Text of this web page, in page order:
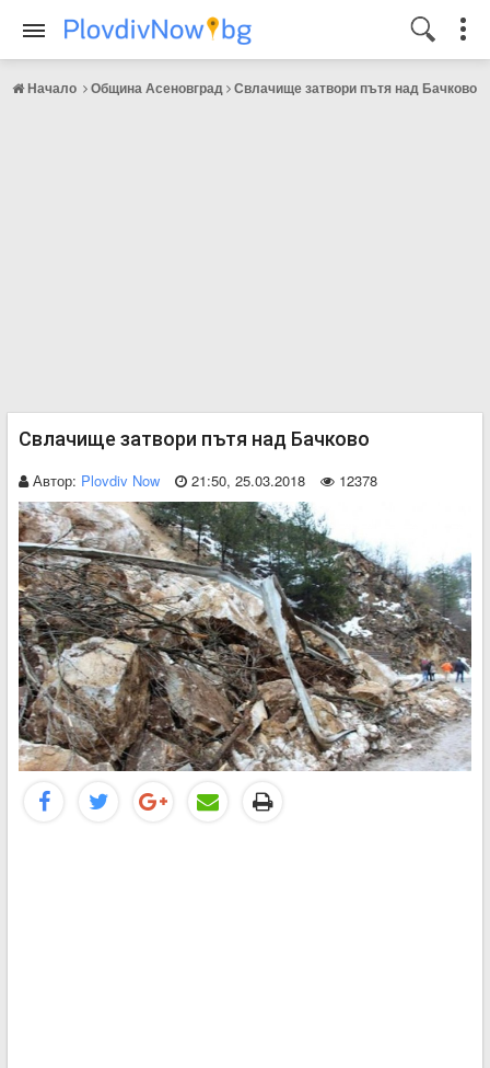
Начало Община Асеновград Свлачище затвори пътя над Бачково
Свлачище затвори пътя над Бачково
Автор: Plovdiv Now 21:50, 25.03.2018 12378